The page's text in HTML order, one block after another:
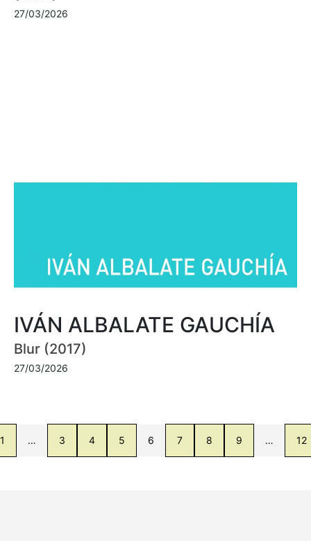
27/03/2026
IVÁN ALBALATE GAUCHÍA
Blur (2017)
27/03/2026
1 … 3 4 5 6 7 8 9 … 12